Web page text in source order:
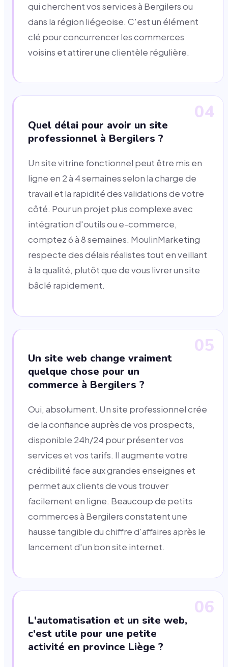
qui cherchent vos services à Bergilers ou
dans la région liégeoise. C'est un élément
clé pour concurrencer les commerces
voisins et attirer une clientèle régulière.
04
Quel délai pour avoir un site
professionnel à Bergilers ?
Un site vitrine fonctionnel peut être mis en
ligne en 2 à 4 semaines selon la charge de
travail et la rapidité des validations de votre
côté. Pour un projet plus complexe avec
intégration d'outils ou e-commerce,
comptez 6 à 8 semaines. MoulinMarketing
respecte des délais réalistes tout en veillant
à la qualité, plutôt que de vous livrer un site
bâclé rapidement.
05
Un site web change vraiment
quelque chose pour un
commerce à Bergilers ?
Oui, absolument. Un site professionnel crée
de la confiance auprès de vos prospects,
disponible 24h/24 pour présenter vos
services et vos tarifs. Il augmente votre
crédibilité face aux grandes enseignes et
permet aux clients de vous trouver
facilement en ligne. Beaucoup de petits
commerces à Bergilers constatent une
hausse tangible du chiffre d'affaires après le
lancement d'un bon site internet.
06
L'automatisation et un site web,
c'est utile pour une petite
activité en province Liège ?